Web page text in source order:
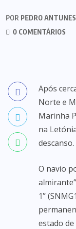
POR PEDRO
0 COMENTÁRIOS
Após
Norte e
Marinha
na
descanso.
O navio
1”
estado